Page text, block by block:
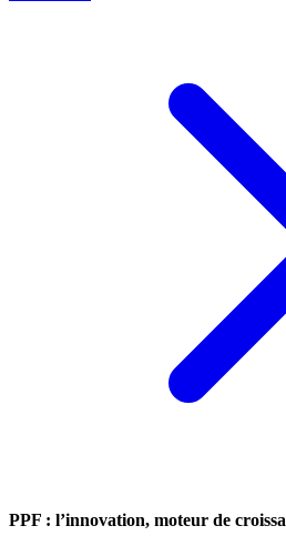
PPF : l’innovation, moteur de